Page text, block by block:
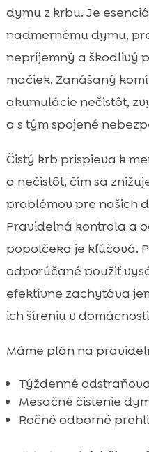
dymu z krbu. Je
nadmernému dymu,
nepríjemný a škodlivý
mačiek. Zanášaný
akumulácie nečistôt,
a s tým spojené
Čistý krb prispieva k
a nečistôt, čím sa
problémov pre našich
Pravidelná kontrola a
popolčeka je kľúčová.
odporúčané použiť
efektívne zachytáva
ich šíreniu v
Máme plán na
Týždenné
Mesačné čistenie
Ročné odborné